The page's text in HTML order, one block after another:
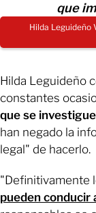
que
Hilda Leguideño
Hilda Leguideño
constantes
que se
han negado la
legal" de hacerlo.
"Definitivamente
pueden conducir